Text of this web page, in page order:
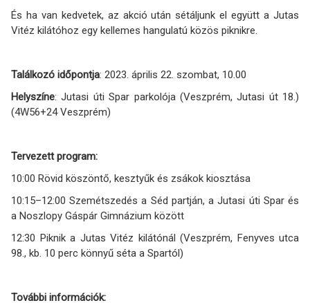
És ha van kedvetek, az akció után sétáljunk el együtt a Jutas
Vitéz kilátóhoz egy kellemes hangulatú közös piknikre.
Találkozó időpontja: 2023. április 22. szombat, 10.00
Helyszíne: Jutasi úti Spar parkolója (Veszprém, Jutasi út 18.)
(4W56+24 Veszprém)
Tervezett program:
10:00 Rövid köszöntő, kesztyűk és zsákok kiosztása
10:15–12:00 Szemétszedés a Séd partján, a Jutasi úti Spar és
a Noszlopy Gáspár Gimnázium között
12:30 Piknik a Jutas Vitéz kilátónál (Veszprém, Fenyves utca
98., kb. 10 perc könnyű séta a Spartól)
További információk: